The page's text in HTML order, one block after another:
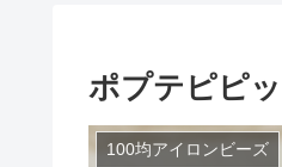
ポプテピピ
100均アイロンビーズ